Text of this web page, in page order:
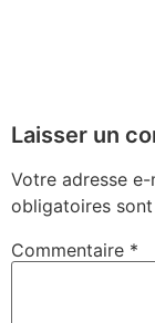
Laisser un
Votre adresse
obligatoires
Commentaire *